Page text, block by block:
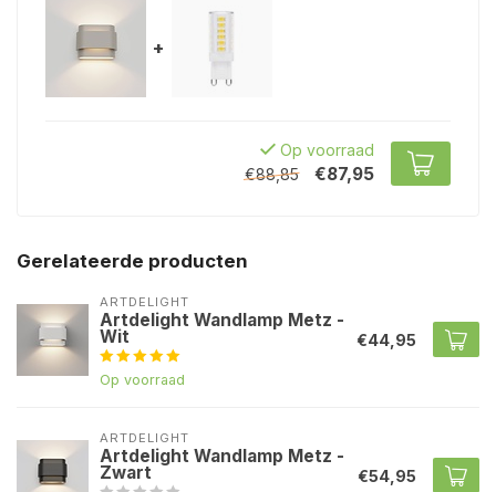
+
Op voorraad
€88,85
€87,95
Gerelateerde producten
ARTDELIGHT
Artdelight Wandlamp Metz -
Wit
Op voorraad
€44,95
ARTDELIGHT
Artdelight Wandlamp Metz -
Zwart €54,95